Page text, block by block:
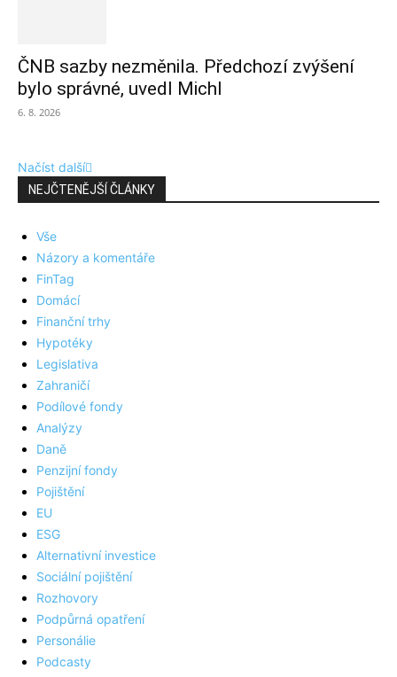
ČNB sazby nezměnila. Předchozí zvýšení
bylo správné, uvedl Michl
6. 8. 2026
Načíst další
NEJČTENĚJŠÍ ČLÁNKY
Vše
Názory a komentáře
FinTag
Domácí
Finanční trhy
Hypotéky
Legislativa
Zahraničí
Podílové fondy
Analýzy
Daně
Penzijní fondy
Pojištění
EU
ESG
Alternativní investice
Sociální pojištění
Rozhovory
Podpůrná opatření
Personálie
Podcasty